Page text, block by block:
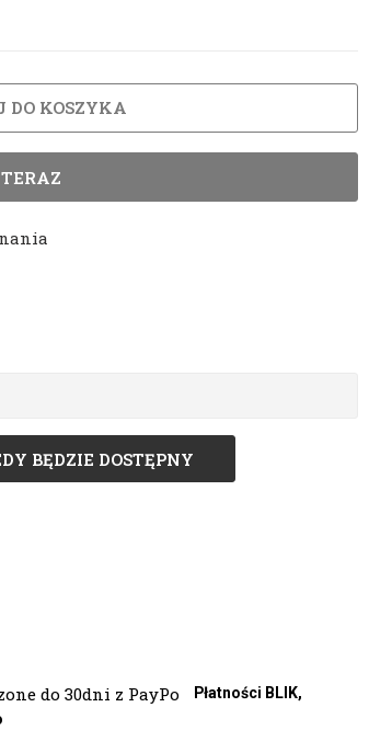
DO KOSZYKA
BĘDZIE DOSTĘPNY
Płatności BLIK,